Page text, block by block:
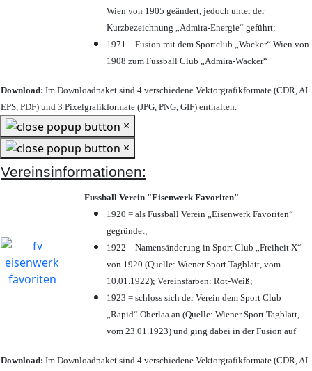
Wien von 1905 geändert, jedoch unter der
Kurzbezeichnung „Admira-Energie“ geführt;
1971 – Fusion mit dem Sportclub „Wacker“ Wien von
1908 zum Fussball Club „Admira-Wacker“
Download: Im Downloadpaket sind 4 verschiedene Vektorgrafikformate (CDR, AI
EPS, PDF) und 3 Pixelgrafikformate (JPG, PNG, GIF) enthalten.
×
×
Vereinsinformationen:
Fussball Verein "Eisenwerk Favoriten"
1920 = als Fussball Verein „Eisenwerk Favoriten“
gegründet;
1922 = Namensänderung in Sport Club „Freiheit X“
von 1920 (Quelle: Wiener Sport Tagblatt, vom
10.01.1922); Vereinsfarben: Rot-Weiß;
1923 = schloss sich der Verein dem Sport Club
„Rapid“ Oberlaa an (Quelle: Wiener Sport Tagblatt,
vom 23.01.1923) und ging dabei in der Fusion auf
Download: Im Downloadpaket sind 4 verschiedene Vektorgrafikformate (CDR, AI